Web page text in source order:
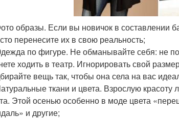
образы. Если вы новичок в составлении
перенесите их в свою реальность;
по фигуре. Не обманывайте себя: не
ходить в театр. Игнорировать свой
вещь так, чтобы она села на вас
ткани и цвета. Взрослую красоту
Этой осенью особенно в моде цвета
и другие;